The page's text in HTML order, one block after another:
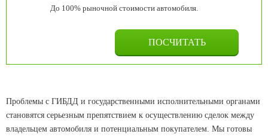
До 100% рыночной стоимости автомобиля.
Проблемы с ГИБДД и государственными исполнительными органами
становятся серьезным препятствием к осуществлению сделок между
владельцем автомобиля и потенциальным покупателем. Мы готовы